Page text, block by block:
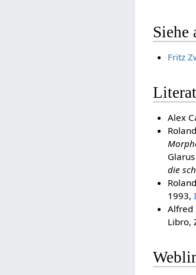
Siehe
Fritz
Alex
die
1993,
Alfred
Libro,